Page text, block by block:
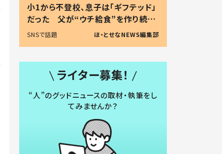
小1から不登校、息子は「ギフテッド」
だった 父が“ウチ給食”を作り続け
る理由とは #令和の親 #令和の子
SNSで話題 ほ・とせなNEWS編集部
ライター募集！
“人”のグッドニュースの取材・執筆をし
てみませんか？